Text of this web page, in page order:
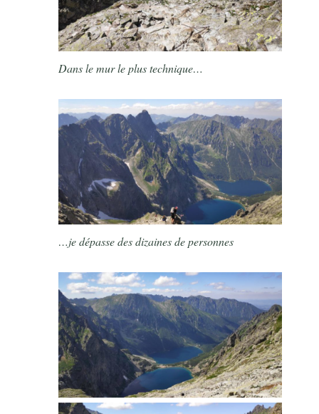
Dans le mur le plus technique…
…je dépasse des dizaines de personnes